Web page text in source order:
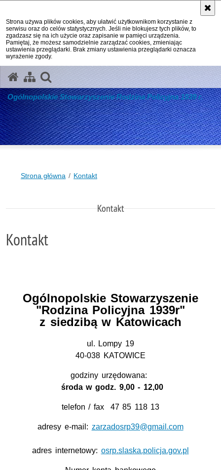
Strona używa plików cookies, aby ułatwić użytkownikom korzystanie z
serwisu oraz do celów statystycznych. Jeśli nie blokujesz tych plików, to
zgadzasz się na ich użycie oraz zapisanie w pamięci urządzenia.
Pamiętaj, że możesz samodzielnie zarządzać cookies, zmieniając
ustawienia przeglądarki. Brak zmiany ustawienia przeglądarki oznacza
wyrażenie zgody.
Ogólnopolskie Stowarzyszenie Rodzina Policyjna 1939 r.
otwórz wyszukiwarkę
Strona główna Kontakt
Kontakt
Kontakt
Ogólnopolskie Stowarzyszenie
"Rodzina Policyjna 1939r"
z siedzibą w Katowicach
ul. Lompy 19
40-038 KATOWICE
godziny urzędowana:
środa w godz. 9,00 - 12,00
telefon / fax 47 85 118 13
adresy e-mail: zarzadosrp39@gmail.com
adres internetowy: osrp.slaska.policja.gov.pl